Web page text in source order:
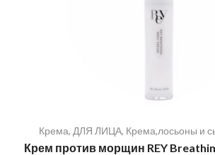
Крема, ДЛЯ ЛИЦА, Крема,лосьоны и
Крем против морщин REY